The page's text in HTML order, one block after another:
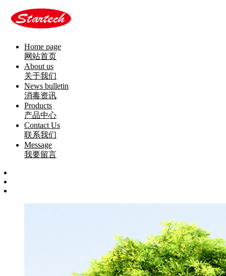
Home page
网站首页
About us
关于我们
News bulletin
消毒资讯
Products
产品中心
Contact Us
联系我们
Message
我要留言